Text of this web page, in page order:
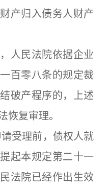
产归入债务人财产
民法院依据企业
百零八条的规定裁
破产程序的，上述
恢复审理。
受理前，债权人就
起本规定第二十一
法院已经作出生效